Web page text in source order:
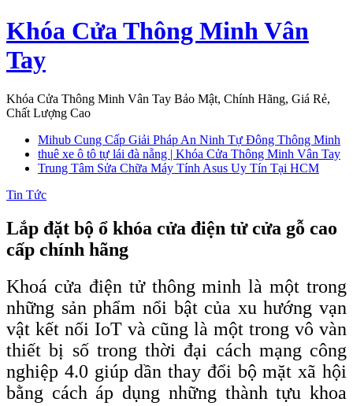
Skip
to
content
Khóa Cửa Thông Minh Vân
Tay
Khóa Cửa Thông Minh Vân Tay Bảo Mật, Chính Hãng, Giá Rẻ,
Chất Lượng Cao
Mihub Cung Cấp Giải Pháp An Ninh Tự Đông Thông Minh
thuê xe ô tô tự lái đà nẵng | Khóa Cửa Thông Minh Vân Tay
Trung Tâm Sửa Chữa Máy Tính Asus Uy Tín Tại HCM
Tin Tức
Lắp đặt bộ ổ khóa cửa điện tử cửa gỗ cao
cấp chính hãng
Khoá cửa điện tử thông minh là một trong
những sản phẩm nổi bật của xu hướng vạn
vật kết nối IoT và cũng là một trong vô vàn
thiết bị số trong thời đại cách mạng công
nghiệp 4.0 giúp dần thay đổi bộ mặt xã hội
bằng cách áp dụng những thành tựu khoa